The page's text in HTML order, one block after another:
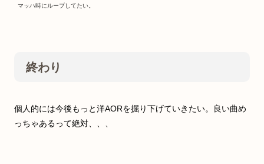
マッハ時にループしてたい。
終わり
個人的には今後もっと洋AORを掘り下げていきたい。良い曲め
っちゃあるって絶対、、、